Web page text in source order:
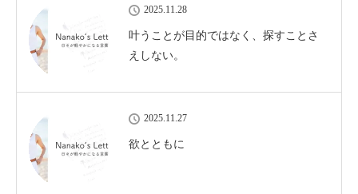
2025.11.28
叶うことが目的ではなく、探すことさ
えしない。
2025.11.27
欲とともに